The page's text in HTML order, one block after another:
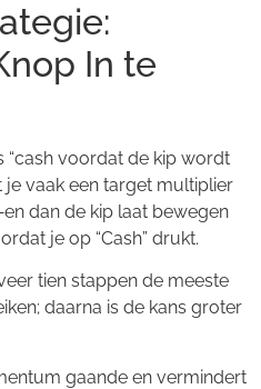
In te
“cash voordat de kip wordt
je vaak een target multiplier
dan de kip laat bewegen
je op “Cash” drukt.
tien stappen de meeste
daarna is de kans groter
gaande en vermindert